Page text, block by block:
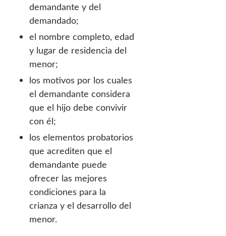
demandante y del
demandado;
el nombre completo, edad
y lugar de residencia del
menor;
los motivos por los cuales
el demandante considera
que el hijo debe convivir
con él;
los elementos probatorios
que acrediten que el
demandante puede
ofrecer las mejores
condiciones para la
crianza y el desarrollo del
menor.